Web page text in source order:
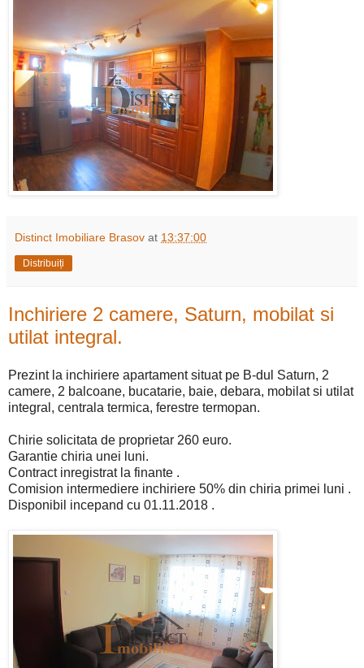
Distinct Imobiliare Brasov at 13:37:00
Distribuiți
Inchiriere 2 camere, Saturn, mobilat si
utilat integral.
Prezint la inchiriere apartament situat pe B-dul Saturn, 2
camere, 2 balcoane, bucatarie, baie, debara, mobilat si utilat
integral, centrala termica, ferestre termopan.
Chirie solicitata de proprietar 260 euro.
Garantie chiria unei luni.
Contract inregistrat la finante .
Comision intermediere inchiriere 50% din chiria primei luni .
Disponibil incepand cu 01.11.2018 .